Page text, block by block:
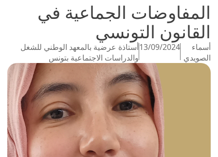
المفاوضات الجماعية في
القانون التونسي
أسماء
الصويدي
13/09/2024أستاذة عرضية بالمعهد الوطني للشغل
والدراسات الاجتماعية بتونس